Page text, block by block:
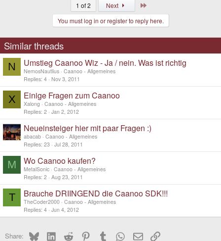
1 of 2 Next
You must log in or register to reply here.
Similar threads
N Umstieg Caanoo Wiz - Ja / nein. Was ist richtig
NemosNautlius Caanoo - Allgemeines
Replies 4 Nov 3, 2011
X Einige Fragen zum Caanoo
Xalong
Caanoo - Allgemeines
Replies 2 Jan 2, 2012
Neueinsteiger hier mit paar Fragen :)
abacab Caanoo - Allgemeines
Replies 23 Jul 28, 2011
M Wo Caanoo kaufen?
MetalSonic Caanoo - Allgemeines
Replies 2 Aug 23, 2011
T Brauche DRIINGEND die Caanoo SDK!!!
TheCoder2000 Caanoo - Allgemeines
Replies 4 Jun 4, 2012
Share: BlueskyLinkedInReddit PinterestTumblr WhatsApp
EmailLink